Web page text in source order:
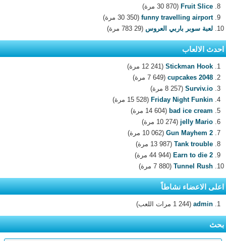
Fruit Slice (30 870 مرة)
funny travelling airport (30 350 مرة)
لعبة سوبر باربي العروس (29 783 مرة)
احدث الالعاب
Stickman Hook (12 241 مرة)
2048 cupcakes
(7 649 مرة)
Surviv.io (8 257 مرة)
Friday Night Funkin (15 528 مرة)
bad ice cream (14 604 مرة)
jelly Mario (10 274 مرة)
Gun Mayhem 2 (10 062 مرة)
Tank trouble (13 987 مرة)
Earn to die 2 (44 944 مرة)
Tunnel Rush (7 880 مرة)
اعلى الاعضاء نشاطاً
admin (1 244 مرات اللعب)
بحث